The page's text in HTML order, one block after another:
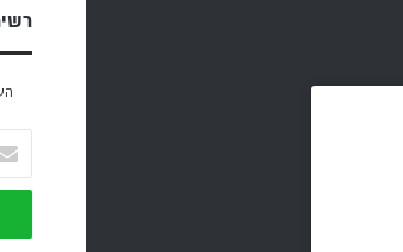
את
שלך